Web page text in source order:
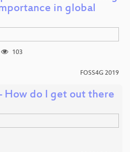
in global
103
FOSS4G 2019
How do I get out there